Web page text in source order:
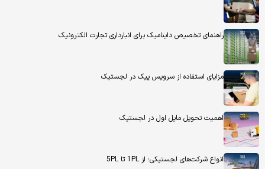
راهنمای تخصیص داینامیک برای انبارداری تجارت الکترونیک
مزایای استفاده از سرویس پیک در لجستیک
اهمیت تحویل مایل اول در لجستیک
انواع شرکت‌های لجستیکی؛ از 1PL تا 5PL